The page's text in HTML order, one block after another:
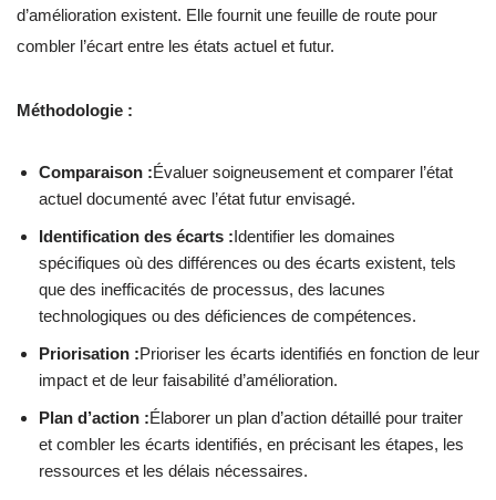
d’amélioration existent. Elle fournit une feuille de route pour
combler l’écart entre les états actuel et futur.
Méthodologie :
Comparaison :Évaluer soigneusement et comparer l’état
actuel documenté avec l’état futur envisagé.
Identification des écarts :Identifier les domaines
spécifiques où des différences ou des écarts existent, tels
que des inefficacités de processus, des lacunes
technologiques ou des déficiences de compétences.
Priorisation :Prioriser les écarts identifiés en fonction de leur
impact et de leur faisabilité d’amélioration.
Plan d’action :Élaborer un plan d’action détaillé pour traiter
et combler les écarts identifiés, en précisant les étapes, les
ressources et les délais nécessaires.